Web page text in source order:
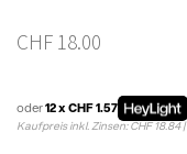
CHF 18.00
oder12 x CHF 1.57
Kaufpreis inkl. Zinsen: CHF 18.84